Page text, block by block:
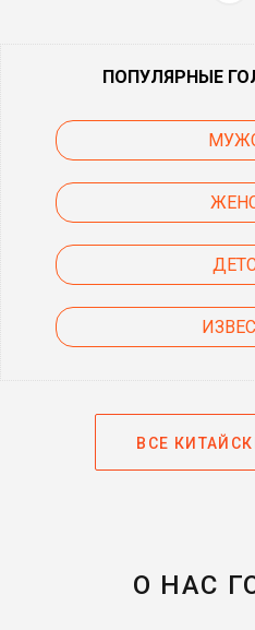
ПОПУЛЯРНЫЕ
ВСЕ
О НАС